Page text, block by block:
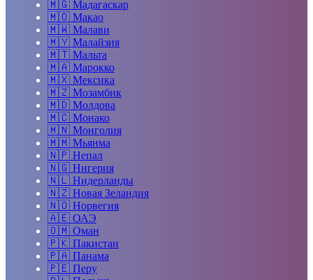
🇲🇬 Мадагаскар
🇲🇴 Макао
🇲🇼 Малави
🇲🇾 Малайзия
🇲🇹 Мальта
🇲🇦 Марокко
🇲🇽 Мексика
🇲🇿 Мозамбик
🇲🇩 Молдова
🇲🇨 Монако
🇲🇳 Монголия
🇲🇲 Мьянма
🇳🇵 Непал
🇳🇬 Нигерия
🇳🇱 Нидерланды
🇳🇿 Новая Зеландия
🇳🇴 Норвегия
🇦🇪 ОАЭ
🇴🇲 Оман
🇵🇰 Пакистан
🇵🇦 Панама
🇵🇪 Перу